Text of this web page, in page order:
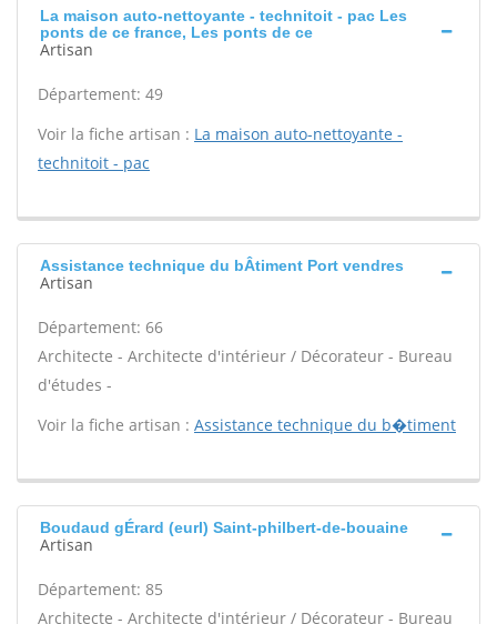
La maison auto-nettoyante - technitoit - pac Les
ponts de ce france, Les ponts de ce
Artisan
Département: 49
Voir la fiche artisan : La maison auto-nettoyante -
technitoit - pac
Assistance technique du bÂtiment Port vendres
Artisan
Département: 66
Architecte - Architecte d'intérieur / Décorateur - Bureau
d'études -
Voir la fiche artisan : Assistance technique du b�timent
Boudaud gÉrard (eurl) Saint-philbert-de-bouaine
Artisan
Département: 85
Architecte - Architecte d'intérieur / Décorateur - Bureau